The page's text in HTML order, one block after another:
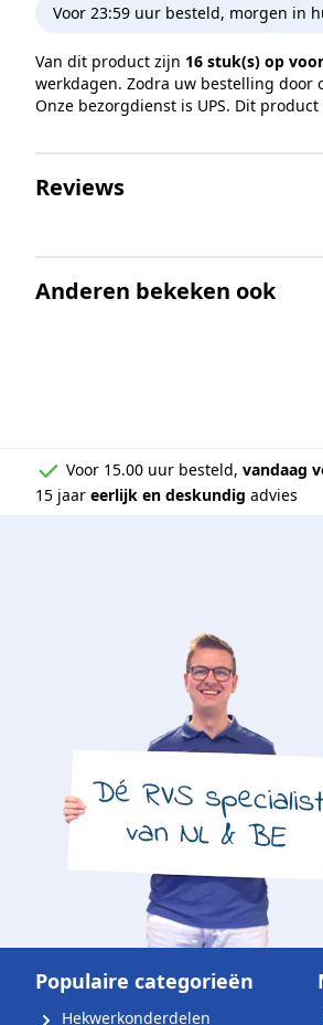
Zelfsluitend
Vlakke montage
Verstelbaar
Glasdikte
Voor 23:59 uur besteld, morgen in
Van dit product zijn 16 stuk(s) op
werkdagen. Zodra uw bestelling door
Onze bezorgdienst is UPS. Dit
Reviews
Anderen bekeken ook
Voor 15.00 uur besteld, vandaag
15 jaar eerlijk en deskundig advies
Populaire categorieën
Hekwerkonderdelen